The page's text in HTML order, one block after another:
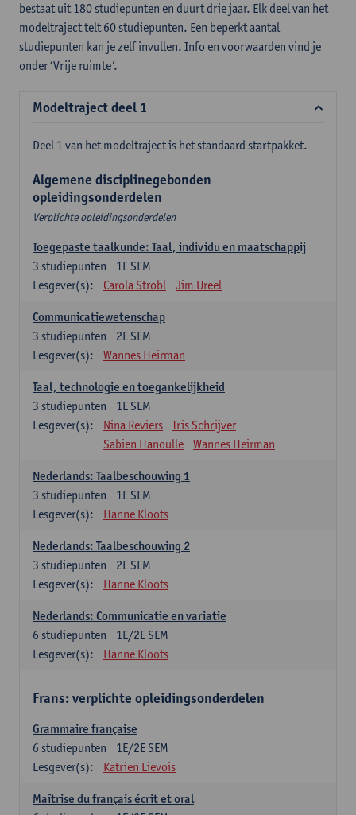
bestaat uit 180 studiepunten en duurt drie jaar. Elk deel van het
modeltraject telt 60 studiepunten. Een beperkt aantal
studiepunten kan je zelf invullen. Info en voorwaarden vind je
onder ‘Vrije ruimte’.
Modeltraject deel 1
Deel 1 van het modeltraject is het standaard startpakket.
Algemene disciplinegebonden
opleidingsonderdelen
Verplichte opleidingsonderdelen
Toegepaste taalkunde: Taal, individu en maatschappij
1E SEM
3 studiepunten
Lesgever(s):
Carola Strobl Jim Ureel
Communicatiewetenschap
2E SEM
3 studiepunten
Lesgever(s):
Wannes Heirman
Taal, technologie en toegankelijkheid
1E SEM
3 studiepunten
Lesgever(s):
Nina Reviers
Iris Schrijver
Sabien Hanoulle
Wannes Heirman
Nederlands: Taalbeschouwing 1
1E SEM
3 studiepunten
Lesgever(s):
Hanne Kloots
Nederlands: Taalbeschouwing 2
2E SEM
3 studiepunten
Lesgever(s):
Hanne Kloots
Nederlands: Communicatie en variatie
1E/2E SEM
6 studiepunten
Lesgever(s):
Hanne Kloots
Frans: verplichte opleidingsonderdelen
Grammaire française
1E/2E SEM
6 studiepunten
Lesgever(s):
Katrien Lievois
Maîtrise du français écrit et oral